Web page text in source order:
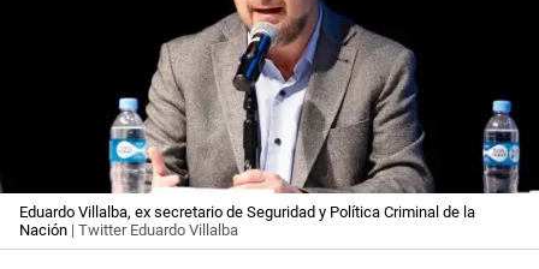
Eduardo Villalba, ex secretario de Seguridad y Política Criminal de la
Nación | Twitter Eduardo Villalba